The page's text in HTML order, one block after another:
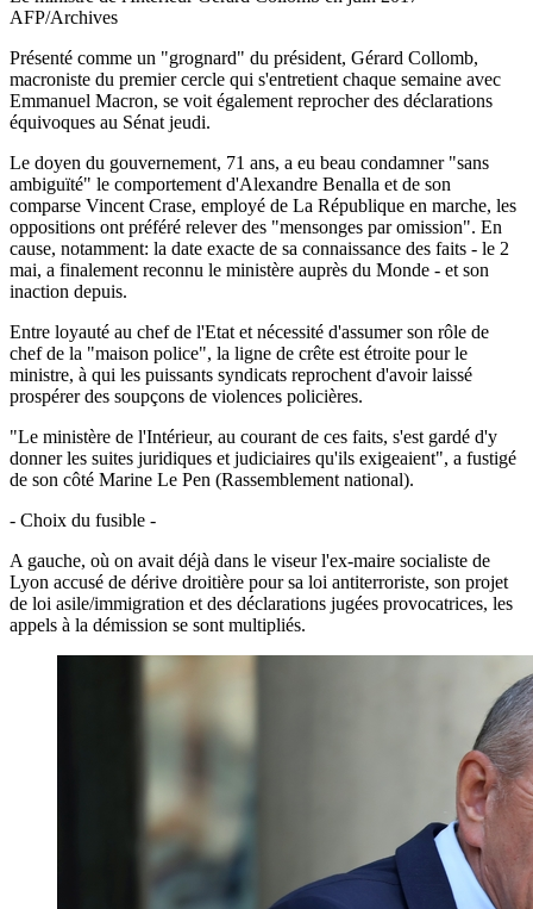
AFP/Archives
Présenté comme un "grognard" du président, Gérard Collomb,
macroniste du premier cercle qui s'entretient chaque semaine avec
Emmanuel Macron, se voit également reprocher des déclarations
équivoques au Sénat jeudi.
Le doyen du gouvernement, 71 ans, a eu beau condamner "sans
ambiguïté" le comportement d'Alexandre Benalla et de son
comparse Vincent Crase, employé de La République en marche, les
oppositions ont préféré relever des "mensonges par omission". En
cause, notamment: la date exacte de sa connaissance des faits - le 2
mai, a finalement reconnu le ministère auprès du Monde - et son
inaction depuis.
Entre loyauté au chef de l'Etat et nécessité d'assumer son rôle de
chef de la "maison police", la ligne de crête est étroite pour le
ministre, à qui les puissants syndicats reprochent d'avoir laissé
prospérer des soupçons de violences policières.
"Le ministère de l'Intérieur, au courant de ces faits, s'est gardé d'y
donner les suites juridiques et judiciaires qu'ils exigeaient", a fustigé
de son côté Marine Le Pen (Rassemblement national).
- Choix du fusible -
A gauche, où on avait déjà dans le viseur l'ex-maire socialiste de
Lyon accusé de dérive droitière pour sa loi antiterroriste, son projet
de loi asile/immigration et des déclarations jugées provocatrices, les
appels à la démission se sont multipliés.